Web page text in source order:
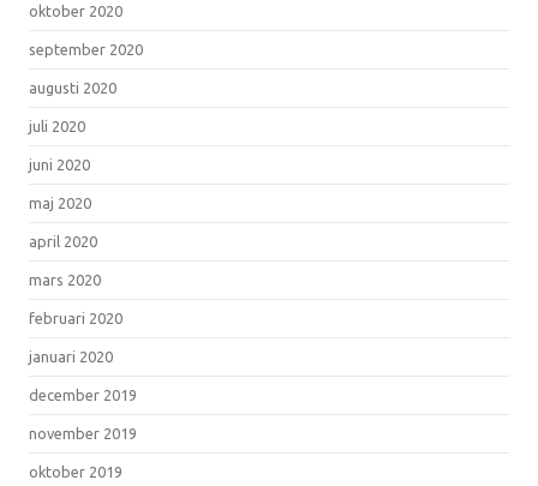
oktober 2020
september 2020
augusti 2020
juli 2020
juni 2020
maj 2020
april 2020
mars 2020
februari 2020
januari 2020
december 2019
november 2019
oktober 2019